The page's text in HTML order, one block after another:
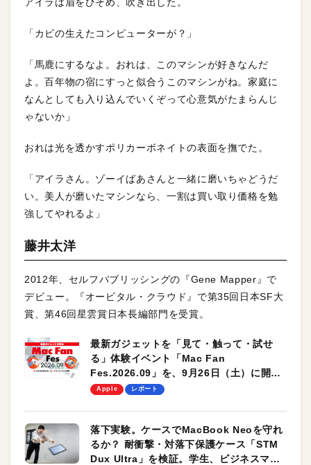
「カビの生えたコンピューターが？」
「馬鹿にするなよ。おれは、このマシンが好きなんだ
よ。百年物の宿にすっと似合うこのマシンがね。家庭に
なんとしても入り込んでいくぞって心意気がたまらんじ
ゃないか」
おれは光を透かすポリカーボネイトの表面を撫でた。
「アイラさん。ゾーイばあさんと一緒に磨いちゃどうだ
い。美人が磨いたマシンなら、一割は買い取り価格を勉
強してやれるよ」
藤井太洋
2012年、セルフパブリッシングの『Gene Mapper』で
デビュー。『オービタル・クラウド』で第35回日本SF大
賞、第46回星雲賞日本長編部門を受賞。
最新ガジェットを「見て・触って・試せ
る」体験イベント「Mac Fan
Fes.2026.09」を、9月26日（土）に開催
します！
Apple レポート
落下実験。ケースでMacBook Neoを守れ
るか？ 耐衝撃・対落下保護ケース「STM
Dux Ultra」を検証。学生、ビジネスマン